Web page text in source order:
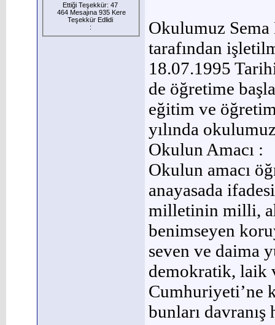
Ettiği Teşekkür: 47
464 Mesajına 935 Kere
Teşekkür Edlidi
:
Okulumuz
tarafından
18.07.1995
de öğretime
eğitim ve
yılında
Okulun Amacı :
Okulun amacı
anayasada
milletinin milli,
benimseyen
seven ve daima
demokratik, laik
Cumhuriyeti’ne
bunları